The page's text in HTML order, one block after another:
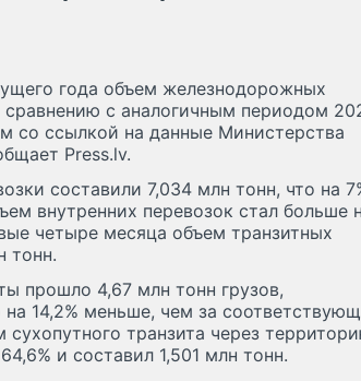
года объем железнодорожных
сравнению с аналогичным периодом
со ссылкой на данные Министерства
Press.lv.
составили 7,034 млн тонн, что на
внутренних перевозок стал больше
четыре месяца объем транзитных
тонн.
прошло 4,67 млн тонн грузов,
14,2% меньше, чем за
транзита через
и составил 1,501 млн тонн.